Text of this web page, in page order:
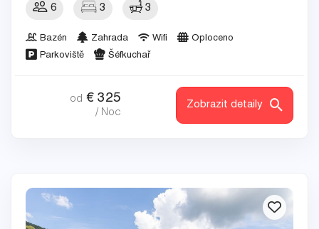
6 3 3
Bazén Zahrada Wifi
Oploceno
Parkoviště
Šéfkuchař
od € 325
/ Noc
Zobrazit detaily